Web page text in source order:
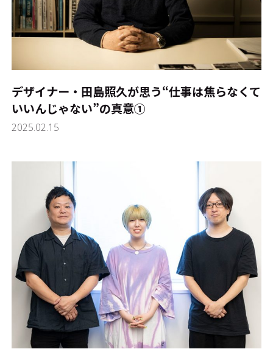
デザイナー・田島照久が思う“仕事は焦らなくて
いいんじゃない”の真意①
2025.02.15